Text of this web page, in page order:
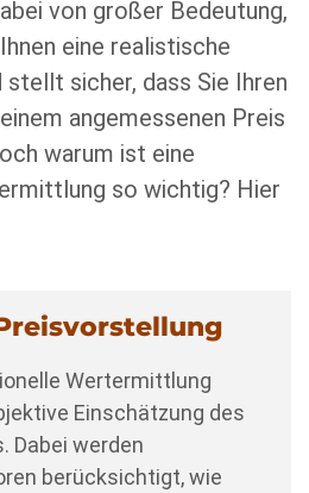
von großer Bedeutung,
eine realistische
sicher, dass Sie Ihren
angemessenen Preis
warum ist eine
so wichtig? Hier
Wertermittlung
Einschätzung des
Dabei werden
berücksichtigt, wie